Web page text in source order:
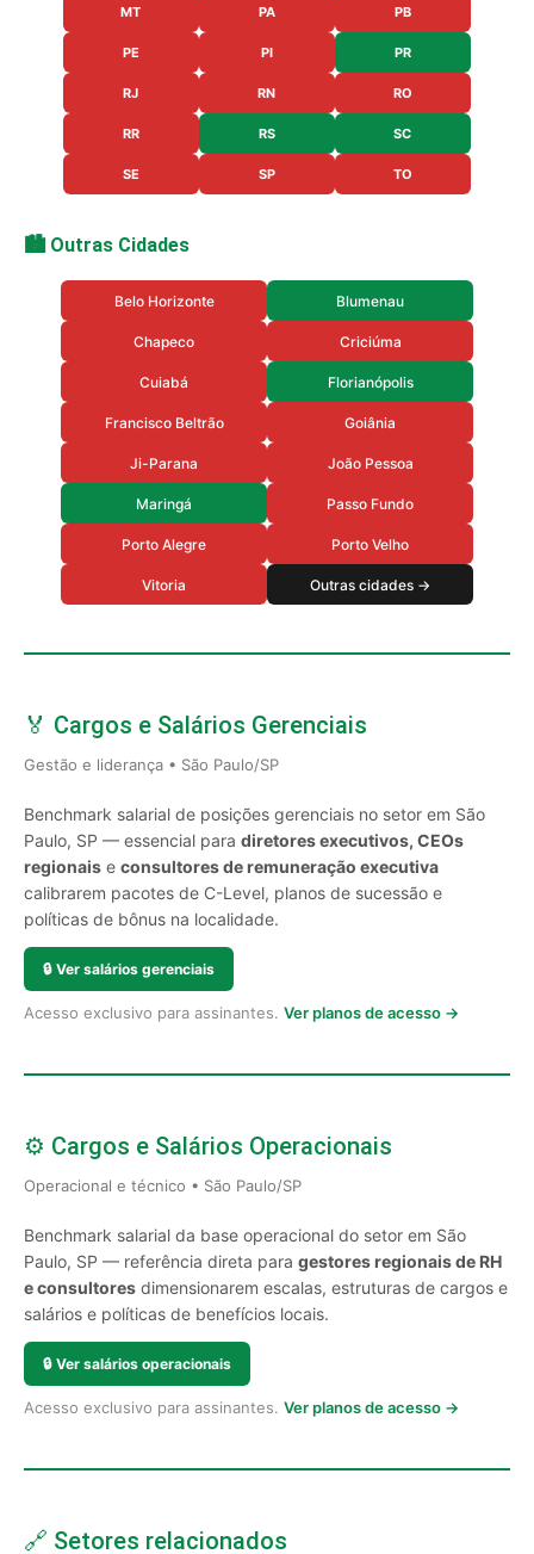
MT PA PB
PE PI PR
RJ RN RO
RR RS SC
SE SP TO
🏙️ Outras Cidades
Belo Horizonte Blumenau
Chapeco Criciúma
Cuiabá Florianópolis
Francisco Beltrão Goiânia
Ji-Parana João Pessoa
Maringá Passo Fundo
Porto Alegre Porto Velho
Vitoria Outras cidades →
🏅 Cargos e Salários Gerenciais
Gestão e liderança • São Paulo/SP
Benchmark salarial de posições gerenciais no setor em São
Paulo, SP — essencial para diretores executivos, CEOs
regionais e consultores de remuneração executiva
calibrarem pacotes de C-Level, planos de sucessão e
políticas de bônus na localidade.
🔒 Ver salários gerenciais
Acesso exclusivo para assinantes. Ver planos de acesso →
⚙️ Cargos e Salários Operacionais
Operacional e técnico • São Paulo/SP
Benchmark salarial da base operacional do setor em São
Paulo, SP — referência direta para gestores regionais de RH
e consultores dimensionarem escalas, estruturas de cargos e
salários e políticas de benefícios locais.
🔒 Ver salários operacionais
Acesso exclusivo para assinantes. Ver planos de acesso →
🔗 Setores relacionados